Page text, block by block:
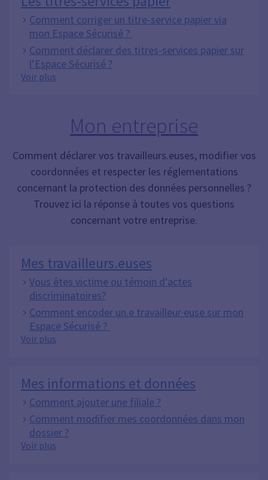
Comment corriger un titre-service papier via
mon Espace Sécurisé ?
Comment déclarer des titres-services papier sur
l’Espace Sécurisé ?
Voir plus
Les titres-services papier
Mon entreprise
Comment déclarer vos travailleurs.euses, modifier vos
coordonnées et respecter les réglementations
concernant la protection des données personnelles ?
Trouvez ici la réponse à toutes vos questions
concernant votre entreprise.
Mes travailleurs.euses
Vous êtes victime ou témoin d'actes
discriminatoires?
Comment encoder un.e travailleur·euse sur mon
Espace Sécurisé ?
Voir plus
Mes travailleurs
Mes informations et données
Comment ajouter une filiale ?
Comment modifier mes coordonnées dans mon
dossier ?
Voir plus
Mes informations et données